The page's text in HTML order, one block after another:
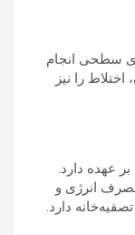
سطحی انجام
را نیز
عهده دارد.
انرژی و
دارد.